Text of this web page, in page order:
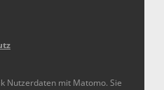
Nutzerdaten mit Matomo. Sie